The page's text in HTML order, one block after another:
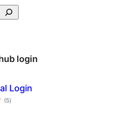
login
Login
(5valoraciones
en
)